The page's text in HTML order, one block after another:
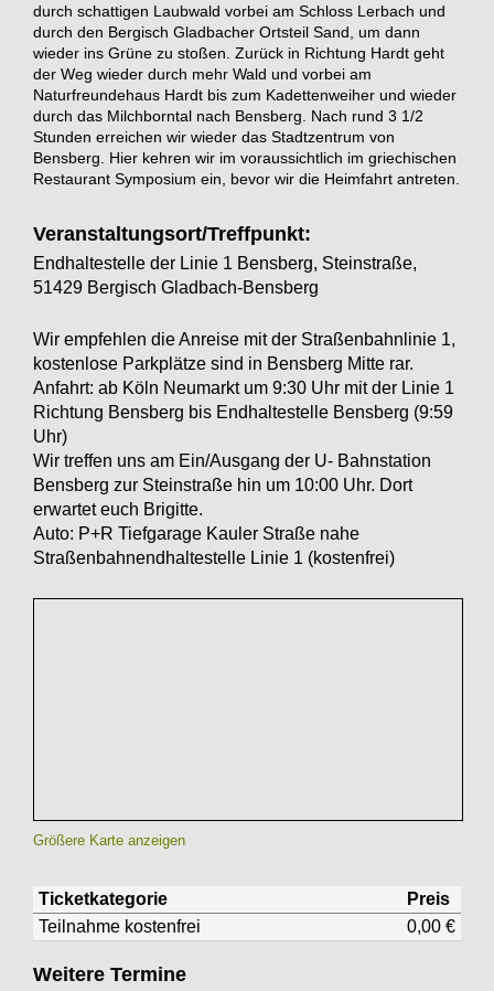
durch schattigen Laubwald vorbei am Schloss Lerbach und
durch den Bergisch Gladbacher Ortsteil Sand, um dann
wieder ins Grüne zu stoßen. Zurück in Richtung Hardt geht
der Weg wieder durch mehr Wald und vorbei am
Naturfreundehaus Hardt bis zum Kadettenweiher und wieder
durch das Milchborntal nach Bensberg. Nach rund 3 1/2
Stunden erreichen wir wieder das Stadtzentrum von
Bensberg. Hier kehren wir im voraussichtlich im griechischen
Restaurant Symposium ein, bevor wir die Heimfahrt antreten.
Veranstaltungsort/Treffpunkt:
Endhaltestelle der Linie 1 Bensberg, Steinstraße,
51429 Bergisch Gladbach-Bensberg
Wir empfehlen die Anreise mit der Straßenbahnlinie 1,
kostenlose Parkplätze sind in Bensberg Mitte rar.
Anfahrt: ab Köln Neumarkt um 9:30 Uhr mit der Linie 1
Richtung Bensberg bis Endhaltestelle Bensberg (9:59
Uhr)
Wir treffen uns am Ein/Ausgang der U- Bahnstation
Bensberg zur Steinstraße hin um 10:00 Uhr. Dort
erwartet euch Brigitte.
Auto: P+R Tiefgarage Kauler Straße nahe
Straßenbahnendhaltestelle Linie 1 (kostenfrei)
Größere Karte anzeigen
Ticketkategorie
Preis
Teilnahme kostenfrei
0,00 €
Weitere Termine